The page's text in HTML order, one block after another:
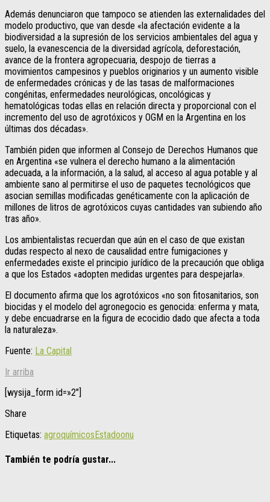
Además denunciaron que tampoco se atienden las externalidades del
modelo productivo, que van desde «la afectación evidente a la
biodiversidad a la supresión de los servicios ambientales del agua y
suelo, la evanescencia de la diversidad agrícola, deforestación,
avance de la frontera agropecuaria, despojo de tierras a
movimientos campesinos y pueblos originarios y un aumento visible
de enfermedades crónicas y de las tasas de malformaciones
congénitas, enfermedades neurológicas, oncológicas y
hematológicas todas ellas en relación directa y proporcional con el
incremento del uso de agrotóxicos y OGM en la Argentina en los
últimas dos décadas».
También piden que informen al Consejo de Derechos Humanos que
en Argentina «se vulnera el derecho humano a la alimentación
adecuada, a la información, a la salud, al acceso al agua potable y al
ambiente sano al permitirse el uso de paquetes tecnológicos que
asocian semillas modificadas genéticamente con la aplicación de
millones de litros de agrotóxicos cuyas cantidades van subiendo año
tras año».
Los ambientalistas recuerdan que aún en el caso de que existan
dudas respecto al nexo de causalidad entre fumigaciones y
enfermedades existe el principio jurídico de la precaución que obliga
a que los Estados «adopten medidas urgentes para despejarla».
El documento afirma que los agrotóxicos «no son fitosanitarios, son
biocidas y el modelo del agronegocio es genocida: enferma y mata,
y debe encuadrarse en la figura de ecocidio dado que afecta a toda
la naturaleza».
Fuente: La Capital
Ir arriba
[wysija_form id=»2″]
Share
Etiquetas: agroquímicos Estadoonu
También te podría gustar...